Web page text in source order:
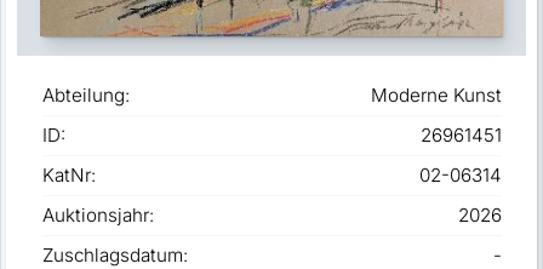
Abteilung:
Moderne Kunst
ID:
26961451
KatNr:
02-06314
Auktionsjahr:
2026
Zuschlagsdatum:
-